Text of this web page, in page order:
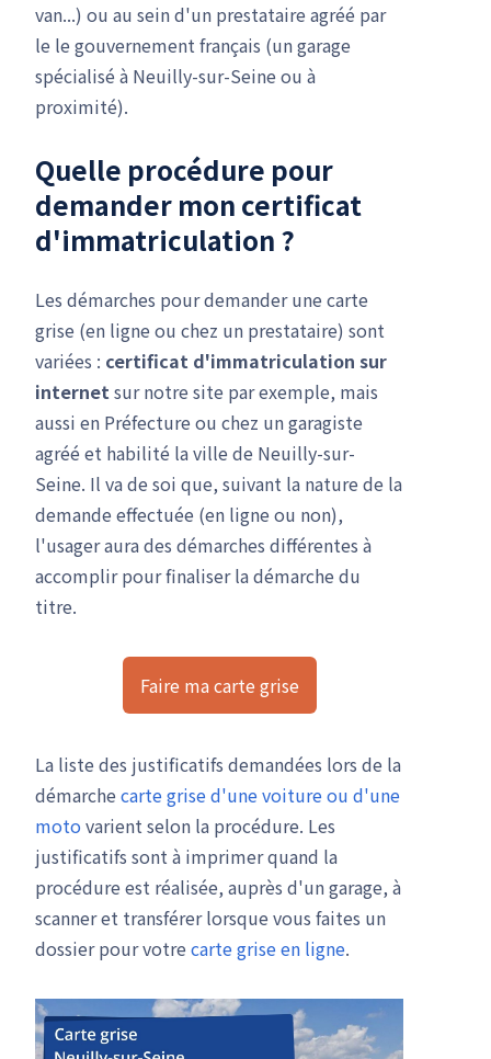
van...) ou au sein d'un prestataire agréé par
le le gouvernement français (un garage
spécialisé à Neuilly-sur-Seine ou à
proximité).
Quelle procédure pour
demander mon certificat
d'immatriculation ?
Les démarches pour demander une carte
grise (en ligne ou chez un prestataire) sont
variées : certificat d'immatriculation sur
internetsur notre site par exemple, mais
aussi en Préfecture ou chez un garagiste
agréé et habilité la ville de Neuilly-sur-
Seine. Il va de soi que, suivant la nature de la
demande effectuée (en ligne ou non),
l'usager aura des démarches différentes à
accomplir pour finaliser la démarche du
titre.
Faire ma carte grise
La liste des justificatifs demandées lors de la
démarche carte grise d'une voitureou d'une
motovarient selon la procédure. Les
justificatifs sont à imprimer quand la
procédure est réalisée, auprès d'un garage, à
scanner et transférer lorsque vous faites un
dossier pour votre carte grise en ligne.